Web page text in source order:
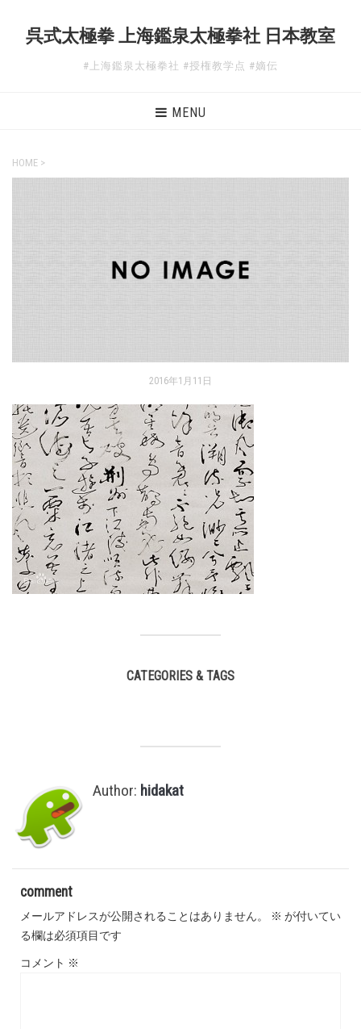
呉式太極拳 上海鑑泉太極拳社 日本教室
#上海鑑泉太極拳社 #授権教学点 #嫡伝
MENU
HOME >
2016年1月11日
CATEGORIES & TAGS
Author: hidakat
comment
メールアドレスが公開されることはありません。 ※ が付いてい
る欄は必須項目です
コメント ※